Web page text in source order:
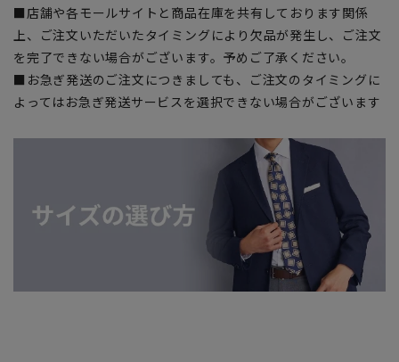
■店舗や各モールサイトと商品在庫を共有しております関係
上、ご注文いただいたタイミングにより欠品が発生し、ご注文
を完了できない場合がございます。予めご了承ください。
■お急ぎ発送のご注文につきましても、ご注文のタイミングに
よってはお急ぎ発送サービスを選択できない場合がございます